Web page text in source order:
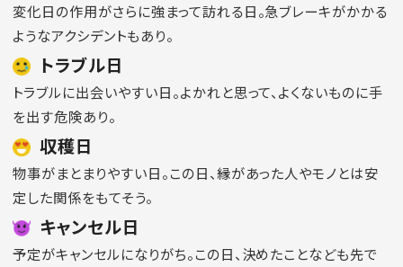
変化日の作用がさらに強まって訪れる日。急ブレーキがかかる
ようなアクシデントもあり。
トラブル日
トラブルに出会いやすい日。よかれと思って、よくないものに手
を出す危険あり。
収穫日
物事がまとまりやすい日。この日、縁があった人やモノとは安
定した関係をもてそう。
キャンセル日
予定がキャンセルになりがち。この日、決めたことなども先で